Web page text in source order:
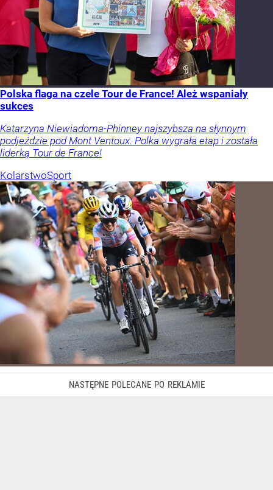
Polska flaga na czele Tour de France! Ależ wspaniały
sukces
Katarzyna Niewiadoma-Phinney najszybsza na słynnym
podjeździe pod Mont Ventoux. Polka wygrała etap i została
liderką Tour de France!
KolarstwoSport